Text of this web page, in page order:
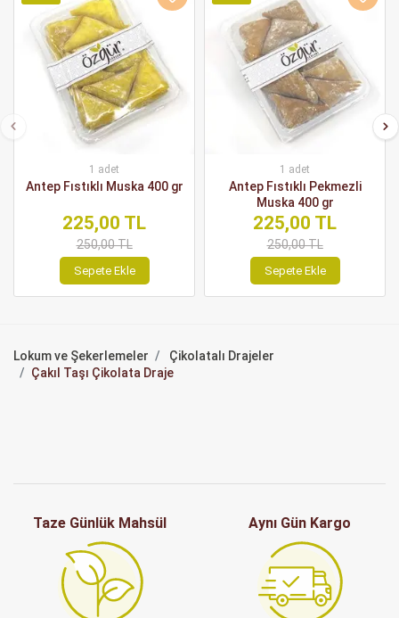
1 adet
Antep Fıstıklı Muska 400 gr
225,00 TL
250,00 TL
Sepete Ekle
1 adet
Antep Fıstıklı Pekmezli
Muska 400 gr
225,00 TL
250,00 TL
Sepete Ekle
Lokum ve Şekerlemeler
Çikolatalı Drajeler
Çakıl Taşı Çikolata Draje
Taze Günlük Mahsül Aynı Gün Kargo